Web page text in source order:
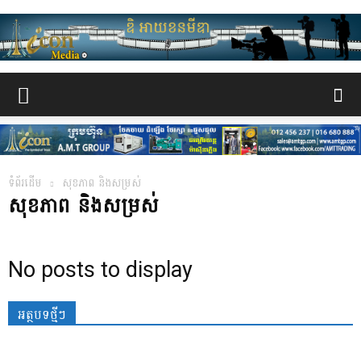
ទំព័រដើម សុខភាព និងសម្រស់
សុខភាព និងសម្រស់
No posts to display
អត្ថបទថ្មីៗ